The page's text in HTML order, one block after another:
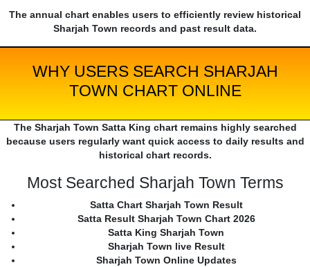
The annual chart enables users to efficiently review historical
Sharjah Town records and past result data.
WHY USERS SEARCH SHARJAH
TOWN CHART ONLINE
The Sharjah Town Satta King chart remains highly searched
because users regularly want quick access to daily results and
historical chart records.
Most Searched Sharjah Town Terms
Satta Chart Sharjah Town Result
Satta Result Sharjah Town Chart 2026
Satta King Sharjah Town
Sharjah Town live Result
Sharjah Town Online Updates